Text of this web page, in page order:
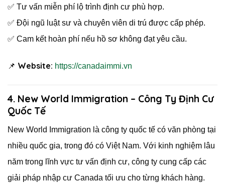
✅ Tư vấn miễn phí lộ trình định cư phù hợp.
✅ Đội ngũ luật sư và chuyên viên di trú được cấp phép.
✅ Cam kết hoàn phí nếu hồ sơ không đạt yêu cầu.
📌 Website: https://canadaimmi.vn
4. New World Immigration – Công Ty Định Cư
Quốc Tế
New World Immigration là công ty quốc tế có văn phòng tại
nhiều quốc gia, trong đó có Việt Nam. Với kinh nghiệm lâu
năm trong lĩnh vực tư vấn định cư, công ty cung cấp các
giải pháp nhập cư Canada tối ưu cho từng khách hàng.